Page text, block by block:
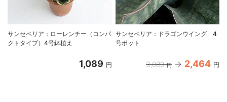
サンセベリア：ローレンチー（コンパ
クトタイプ）4号鉢植え
1,089 円
サンセベリア：ドラゴンウイング 4
号ポット
3,080 円 2,464 円